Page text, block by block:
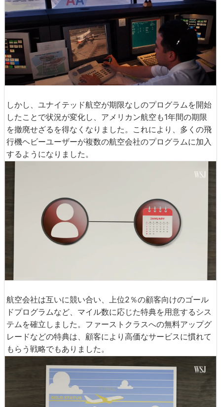
しかし、ユナイテッド航空が期限なしのプログラムを開始
したことで状況が変化し、アメリカン航空も1年間の期限
を撤廃せざるを得なくなりました。これにより、多くの飛
行機ヘビーユーザーが複数の航空会社のプログラムに加入
するようになりました。
航空会社は互いに競い合い、上位2％の顧客向けのゴール
ドプログラムなど、マイル数に応じた特典を用意するシス
テムを確立しました。ファーストクラスへの無料アップグ
レードなどの特典は、顧客により高価なサービスに慣れて
もらう戦略でもありました。